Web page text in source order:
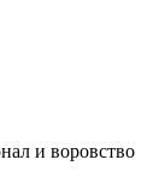
и воровство